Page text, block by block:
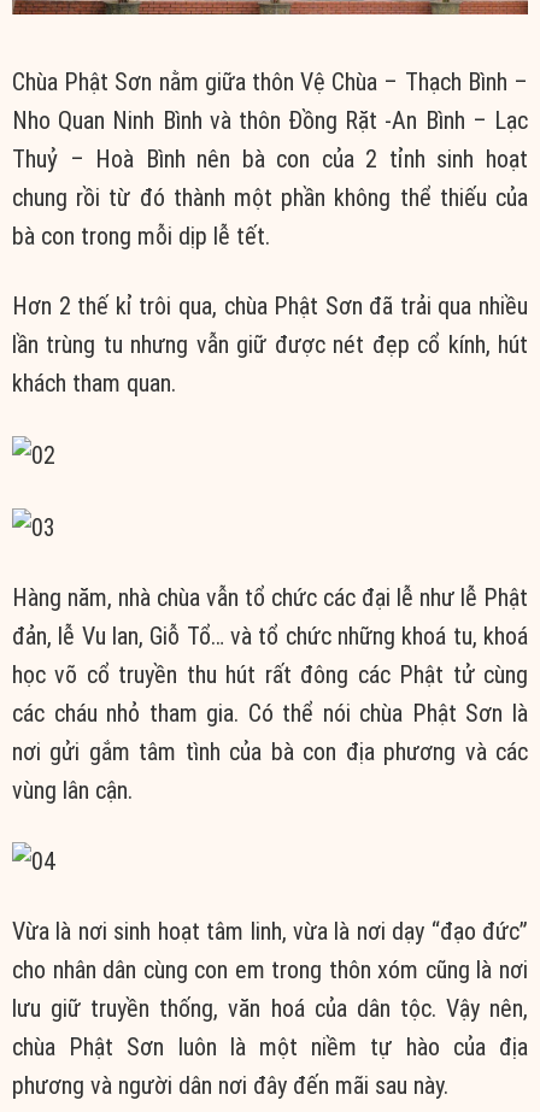
Chùa Phật Sơn nằm giữa thôn Vệ Chùa – Thạch Bình –
Nho Quan Ninh Bình và thôn Đồng Rặt -An Bình – Lạc
Thuỷ – Hoà Bình nên bà con của 2 tỉnh sinh hoạt
chung rồi từ đó thành một phần không thể thiếu của
bà con trong mỗi dịp lễ tết.
Hơn 2 thế kỉ trôi qua, chùa Phật Sơn đã trải qua nhiều
lần trùng tu nhưng vẫn giữ được nét đẹp cổ kính, hút
khách tham quan.
Hàng năm, nhà chùa vẫn tổ chức các đại lễ như lễ Phật
đản, lễ Vu lan, Giỗ Tổ… và tổ chức những khoá tu, khoá
học võ cổ truyền thu hút rất đông các Phật tử cùng
các cháu nhỏ tham gia. Có thể nói chùa Phật Sơn là
nơi gửi gắm tâm tình của bà con địa phương và các
vùng lân cận.
Vừa là nơi sinh hoạt tâm linh, vừa là nơi dạy “đạo đức”
cho nhân dân cùng con em trong thôn xóm cũng là nơi
lưu giữ truyền thống, văn hoá của dân tộc. Vậy nên,
chùa Phật Sơn luôn là một niềm tự hào của địa
phương và người dân nơi đây đến mãi sau này.